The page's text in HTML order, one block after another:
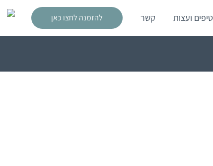
טיפים ועצות קשר להזמנה לחצו כאן